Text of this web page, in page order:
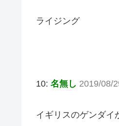
ライジング
10: 名無し 2019/08/
イギリスのゲンダイ